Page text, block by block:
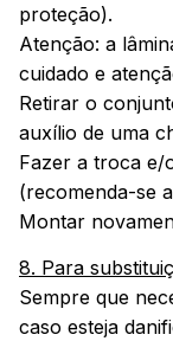
proteção).
Atenção: a
cuidado e
Retirar o
auxílio de uma
Fazer a troca e/
(recomenda-se
Montar
8. Para
Sempre que
caso esteja